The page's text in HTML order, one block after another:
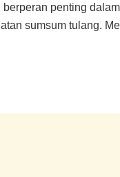
penting
sumsum tulang.